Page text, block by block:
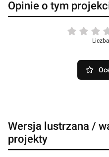
Opinie o tym
Wersja lustrzana /
projekty